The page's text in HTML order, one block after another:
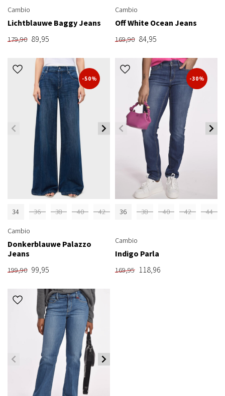
Cambio
Lichtblauwe Baggy Jeans
179,90 89,95
Cambio
Off White Ocean Jeans
169,90 84,95
-50%
34 36 38 40 42
Cambio
Donkerblauwe Palazzo
Jeans
199,90 99,95
-30%
36 38 40 42 44
Cambio
Indigo Parla
169,95 118,96